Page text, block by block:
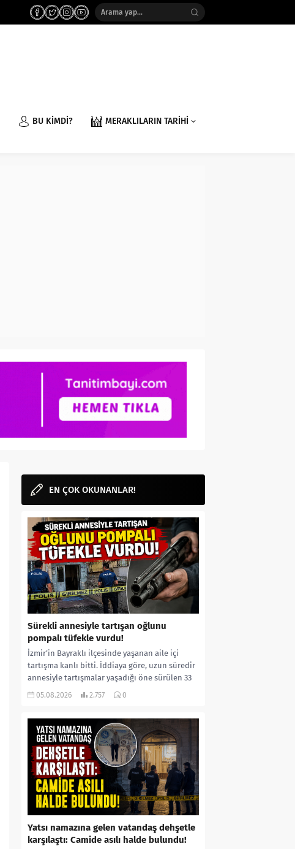
BU KİMDİ? MERAKLILARIN TARİHİ
EN ÇOK OKUNANLAR!
Sürekli annesiyle tartışan oğlunu
pompalı tüfekle vurdu!
İzmir’in Bayraklı ilçesinde yaşanan aile içi
tartışma kanlı bitti. İddiaya göre, uzun süredir
annesiyle tartışmalar yaşadığı öne sürülen 33
yaşındaki...
05.08.2026 2.757 0
Yatsı namazına gelen vatandaş dehşetle
karşılaştı: Camide asılı halde bulundu!